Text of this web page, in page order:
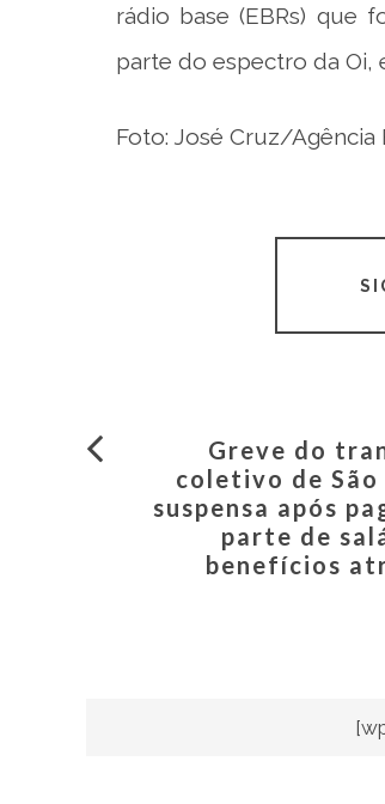
rádio base (EBRs) que
parte do espectro da Oi,
Foto: José Cruz/Agência
Greve do
coletivo de
suspensa após
parte de
benefícios